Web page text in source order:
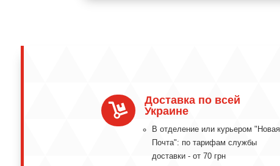

Доставка по всей
Украине
В отделение или курьером "Новая
Почта": по тарифам службы
доставки - от 70 грн